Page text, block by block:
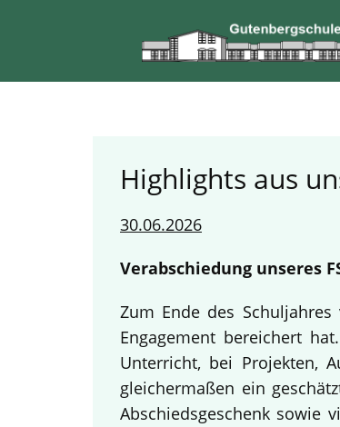
Highlights aus
30.06.2026
Verabschiedung unseres
Zum Ende des
Engagement bereichert
Unterricht, bei Projekten,
gleichermaßen ein
Abschiedsgeschenk sowie